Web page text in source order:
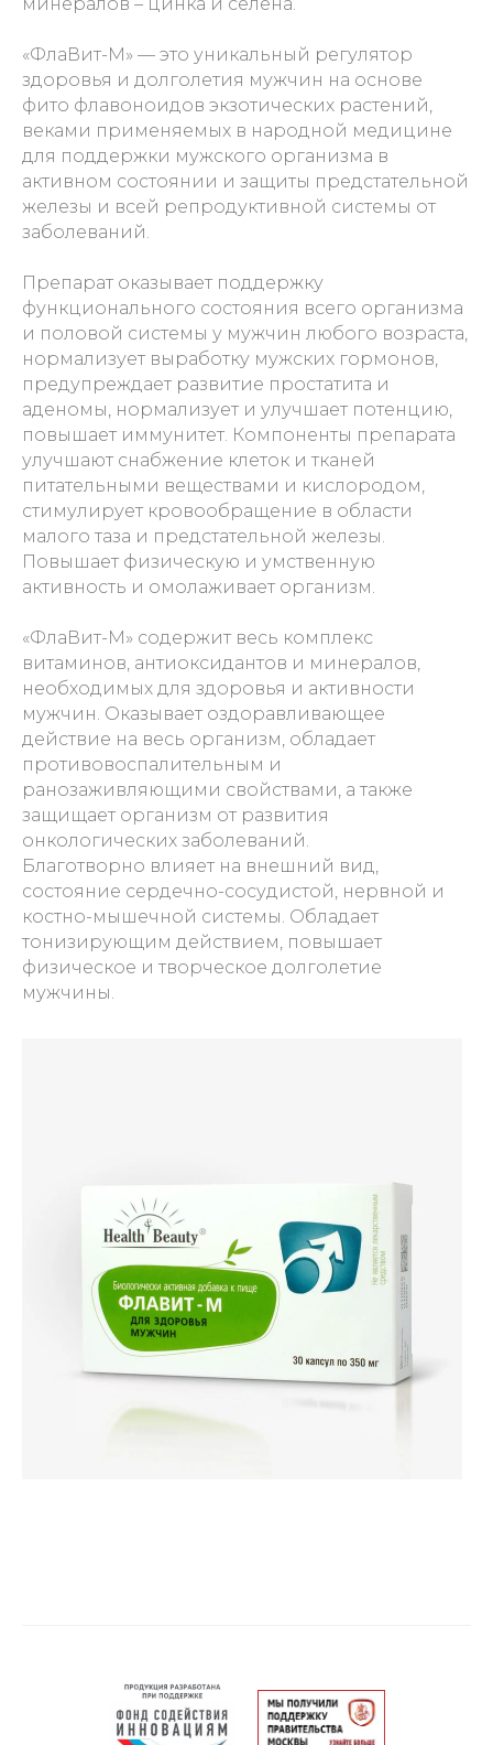
«ФлаВит-М» — это уникальный регулятор
здоровья и долголетия мужчин на основе
фито флавоноидов экзотических растений,
веками применяемых в народной медицине
для поддержки мужского организма в
активном состоянии и защиты предстательной
железы и всей репродуктивной системы от
заболеваний.
Препарат оказывает поддержку
функционального состояния всего организма
и половой системы у мужчин любого возраста,
нормализует выработку мужских гормонов,
предупреждает развитие простатита и
аденомы, нормализует и улучшает потенцию,
повышает иммунитет. Компоненты препарата
улучшают снабжение клеток и тканей
питательными веществами и кислородом,
стимулирует кровообращение в области
малого таза и предстательной железы.
Повышает физическую и умственную
активность и омолаживает организм.
«ФлаВит-М» содержит весь комплекс
витаминов, антиоксидантов и минералов,
необходимых для здоровья и активности
мужчин. Оказывает оздоравливающее
действие на весь организм, обладает
противовоспалительным и
ранозаживляющими свойствами, а также
защищает организм от развития
онкологических заболеваний.
Благотворно влияет на внешний вид,
состояние сердечно-сосудистой, нервной и
костно-мышечной системы. Обладает
тонизирующим действием, повышает
физическое и творческое долголетие
мужчины.